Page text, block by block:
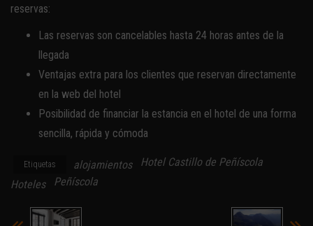
reservas:
Las reservas son cancelables hasta 24 horas antes de la
llegada
Ventajas extra para los clientes que reservan directamente
en la web del hotel
Posibilidad de financiar la estancia en el hotel de una forma
sencilla, rápida y cómoda
Etiquetas alojamientos
Hotel Castillo de Peñíscola
Hoteles
Peñíscola